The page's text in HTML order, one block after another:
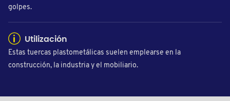
golpes.
Utilización
Estas tuercas plastometálicas suelen emplearse en la
construcción, la industria y el mobiliario.